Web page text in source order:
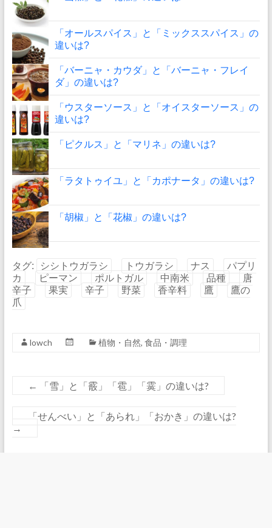
「オールスパイス」と「ミックススパイス」の
違いは?
「バーニャ・カウダ」と「バーニャ・フレイ
ダ」の違いは?
「ウスターソース」と「オイスターソース」の
違いは?
「ピクルス」と「マリネ」の違いは?
「ラタトゥイユ」と「カポナータ」の違いは?
「胡椒」と「花椒」の違いは?
タグ: シシトウガラシ トウガラシ ナス
パプリ
カ
ピーマン ポルトガル 中南米 品種
唐
辛子
果実 辛子 野菜 香辛料 鷹
鷹の
爪
lowch 植物・自然, 食品・調理
← 「雪」と「霰」「雹」「霙」の違いは?
「せんべい」と「あられ」「おかき」の違いは?
→